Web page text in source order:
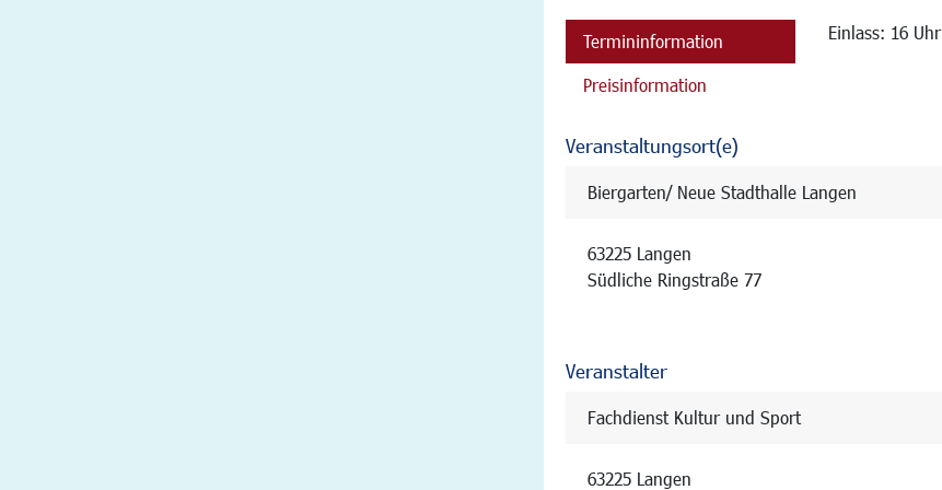
Termininformation
Preisinformation
Einlass: 16 Uhr
Veranstaltungsort(e)
Biergarten/ Neue Stadthalle Langen
63225 Langen
Südliche Ringstraße 77
Veranstalter
Fachdienst Kultur und Sport
63225 Langen